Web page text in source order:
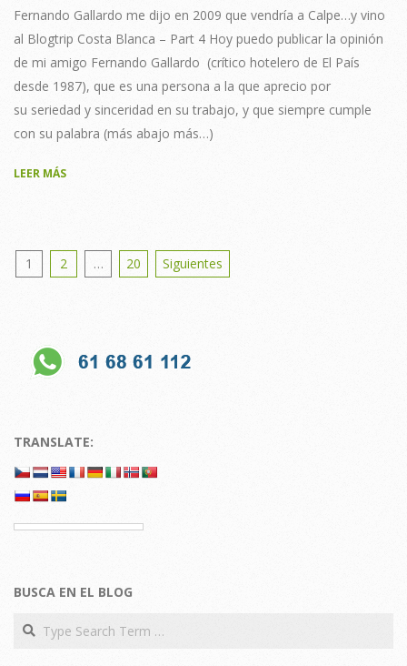
Fernando Gallardo me dijo en 2009 que vendría a Calpe…y vino
al Blogtrip Costa Blanca – Part 4 Hoy puedo publicar la opinión
de mi amigo Fernando Gallardo (crítico hotelero de El País
desde 1987), que es una persona a la que aprecio por
su seriedad y sinceridad en su trabajo, y que siempre cumple
con su palabra (más abajo más…)
LEER MÁS
Posts
1 2 … 20 Siguientes
TRANSLATE:
BUSCA EN EL BLOG
Search